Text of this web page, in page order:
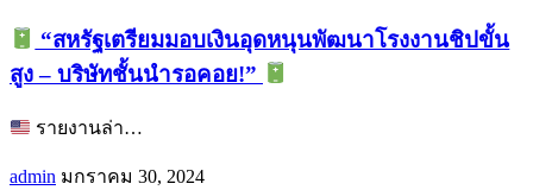
“สหรัฐเตรียมมอบเงินอุดหนุนพัฒนาโรงงานชิปขั้น
สูง – บริษัทชั้นนำรอคอย!”
รายงานล่า…
admin มกราคม 30, 2024